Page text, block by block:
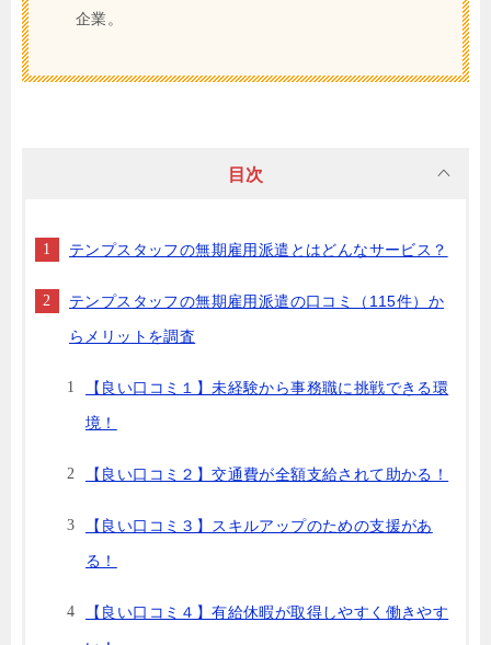
企業。
目次
テンプスタッフの無期雇用派遣とはどんなサービス？
テンプスタッフの無期雇用派遣の口コミ（115件）か
らメリットを調査
【良い口コミ１】未経験から事務職に挑戦できる環
境！
【良い口コミ２】交通費が全額支給されて助かる！
【良い口コミ３】スキルアップのための支援があ
る！
【良い口コミ４】有給休暇が取得しやすく働きやす